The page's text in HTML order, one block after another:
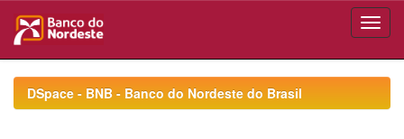
navigationDSpace - BNB - Banco do Nordeste do Brasil